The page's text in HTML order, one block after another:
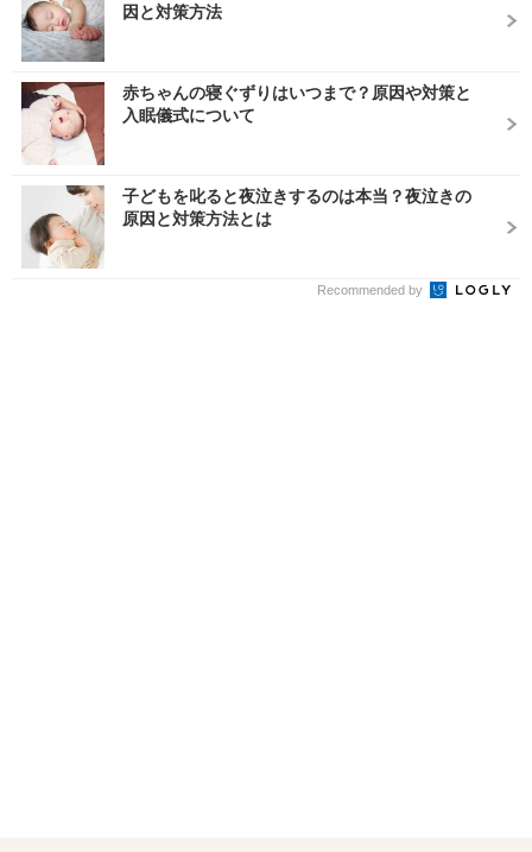
因と対策方法
赤ちゃんの寝ぐずりはいつまで？原因や対策と
入眠儀式について
子どもを叱ると夜泣きするのは本当？夜泣きの
原因と対策方法とは
Recommended by